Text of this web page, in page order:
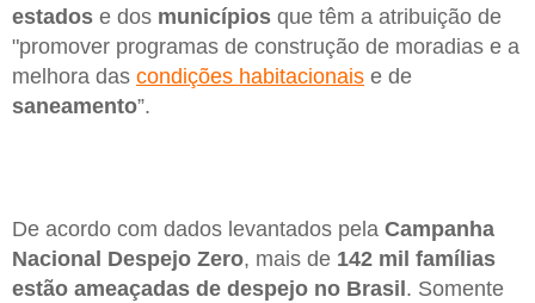
estados e dos municípios que têm a atribuição de
"promover programas de construção de moradias e a
melhora das condições habitacionais e de
saneamento”.
De acordo com dados levantados pela Campanha
Nacional Despejo Zero, mais de 142 mil famílias
estão ameaçadas de despejo no Brasil . Somente